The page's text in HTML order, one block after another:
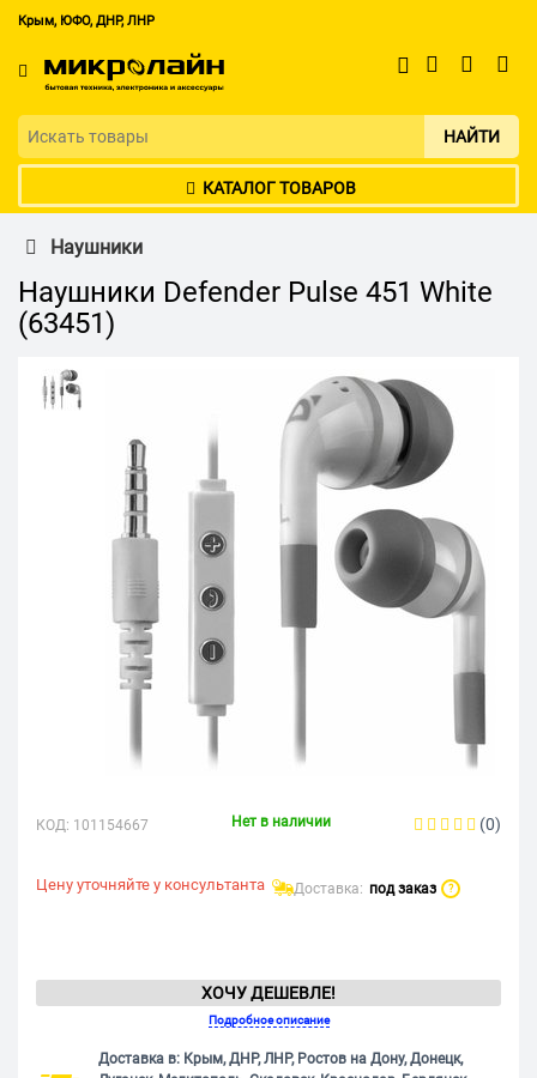
Крым, ЮФО, ДНР, ЛНР
НАЙТИ
КАТАЛОГ ТОВАРОВ
Наушники
Наушники Defender Pulse 451 White
(63451)
КОД: 101154667 Нет в наличии (0)
Цену уточняйте у консультанта Доставка: под заказ ?
ХОЧУ ДЕШЕВЛЕ!
Подробное описание
Доставка в: Крым, ДНР, ЛНР, Ростов на Дону, Донецк,